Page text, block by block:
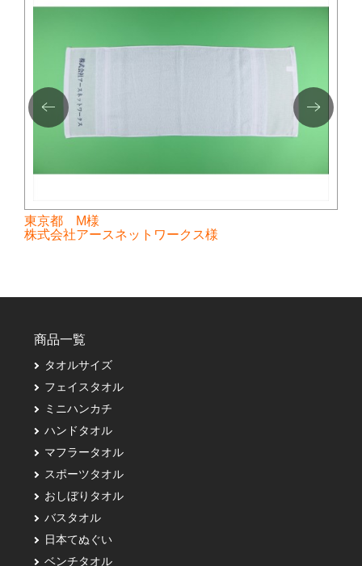
東京都 M様
株式会社アースネットワークス様
商品一覧
タオルサイズ
フェイスタオル
ミニハンカチ
ハンドタオル
マフラータオル
スポーツタオル
おしぼりタオル
バスタオル
日本てぬぐい
ベンチタオル